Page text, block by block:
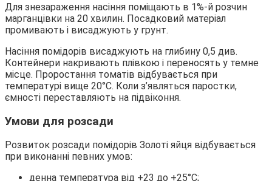
Для знезараження насіння поміщають в 1%-й розчин
марганцівки на 20 хвилин. Посадковий матеріал
промивають і висаджують у грунт.
Насіння помідорів висаджують на глибину 0,5 див.
Контейнери накривають плівкою і переносять у темне
місце. Проростання томатів відбувається при
температурі вище 20°С. Коли з’являться паростки,
ємності переставляють на підвіконня.
Умови для розсади
Розвиток розсади помідорів Золоті яйця відбувається
при виконанні певних умов:
денна температура від +23 до +25°С;